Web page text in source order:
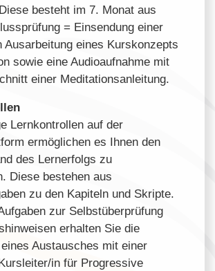
besteht im 7. Monat aus
= Einsendung einer
Ausarbeitung eines Kurskonzepts
sowie eine Audioaufnahme mit
einer Meditationsanleitung.
Lernkontrollen auf der
ermöglichen es Ihnen den
des Lernerfolgs zu
Diese bestehen aus
zu den Kapiteln und Skripte.
zur Selbstüberprüfung
erhalten Sie die
Austausches mit einer
in für Progressive